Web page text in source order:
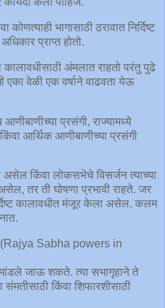
भागासाठी ठरावात निर्दिष्ट
प्राप्त होतो.
कालावधीसाठी अंमलात राहतो परंतु पुढे
एका वेळी एक वर्षाने वाढवता येऊ
आणीबाणीच्या प्रसंगी, राज्यामध्ये
आर्थिक आणीबाणीच्या प्रसंगी
किंवा लोकसभेचे विसर्जन त्याच्या
तर ती घोषणा प्रभावी राहते. जर
कालावधीत मंजूर केला असेल. कलम
(Rajya Sabha powers in
जाऊ शकते. त्या सभागृहाने ते
किंवा शिफारशीसाठी